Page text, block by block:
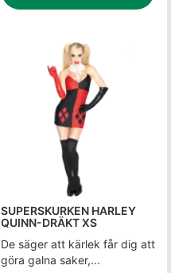
SUPERSKURKEN HARLEY
QUINN-DRÄKT XS
De säger att kärlek får dig att
göra galna saker,...